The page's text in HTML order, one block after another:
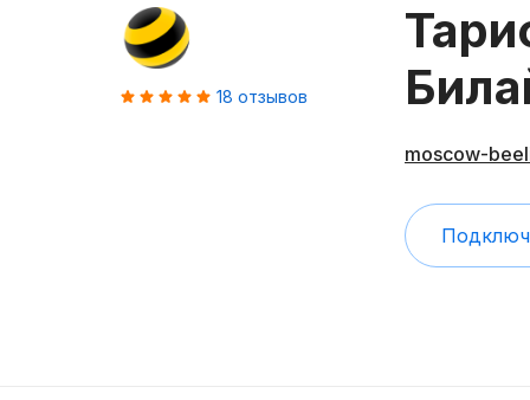
18 отзывов
moscow-